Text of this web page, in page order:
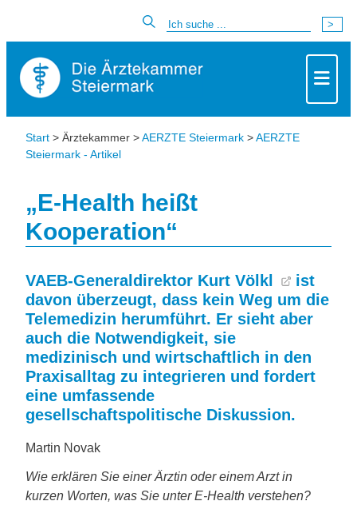
Start > Ärztekammer >AERZTE Steiermark >AERZTE
Steiermark - Artikel
„E-Health heißt
Kooperation“
VAEB-Generaldirektor Kurt Völkl
ist
davon überzeugt, dass kein Weg um die
Telemedizin herumführt. Er sieht aber
auch die Notwendigkeit, sie
medizinisch und wirtschaftlich in den
Praxisalltag zu integrieren und fordert
eine umfassende
gesellschaftspolitische Diskussion.
Martin Novak
Wie erklären Sie einer Ärztin oder einem Arzt in
kurzen Worten, was Sie unter E-Health verstehen?